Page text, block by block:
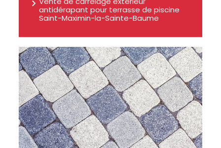
antidérapant pour terrasse de piscine
Saint-Maximin-la-Sainte-Baume